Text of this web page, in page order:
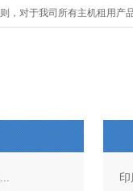
，对于我司所有主机租用产